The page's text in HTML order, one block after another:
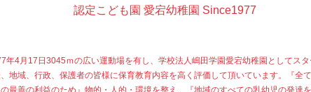
認定こども園 愛宕幼稚園 Since1977
年4月17日3045ｍの広い運動場を有し、学校法人嶋田学園愛宕幼稚園としてスタ
地域、行政、保護者の皆様に保育教育内容を高く評価して頂いています。『全
最善の利益のため』物的・人的・環境を整え、『地域のすべての乳幼児の発達